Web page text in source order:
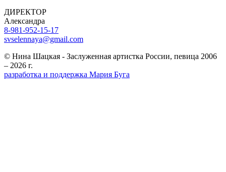
ДИРЕКТОР
Александра
8-981-952-15-17
svselennaya@gmail.com
© Нина Шацкая - Заслуженная артистка России, певица 2006
– 2026 г.
разработка и поддержка Мария Буга